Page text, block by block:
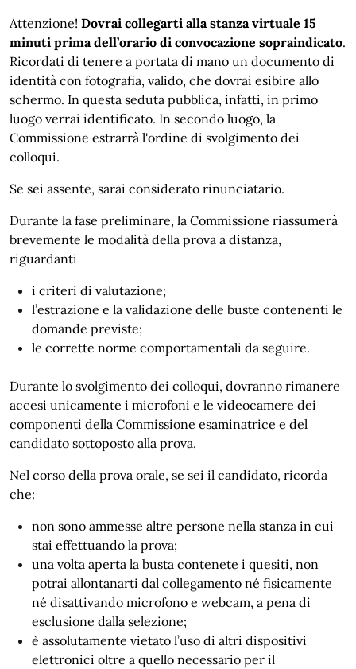
Attenzione! Dovrai collegarti alla stanza virtuale 15
minuti prima dell’orario di convocazione sopraindicato.
Ricordati di tenere a portata di mano un documento di
identità con fotografia, valido, che dovrai esibire allo
schermo. In questa seduta pubblica, infatti, in primo
luogo verrai identificato. In secondo luogo, la
Commissione estrarrà l'ordine di svolgimento dei
colloqui.
Se sei assente, sarai considerato rinunciatario.
Durante la fase preliminare, la Commissione riassumerà
brevemente le modalità della prova a distanza,
riguardanti
i criteri di valutazione;
l’estrazione e la validazione delle buste contenenti le
domande previste;
le corrette norme comportamentali da seguire.
Durante lo svolgimento dei colloqui, dovranno rimanere
accesi unicamente i microfoni e le videocamere dei
componenti della Commissione esaminatrice e del
candidato sottoposto alla prova.
Nel corso della prova orale, se sei il candidato, ricorda
che:
non sono ammesse altre persone nella stanza in cui
stai effettuando la prova;
una volta aperta la busta contenete i quesiti, non
potrai allontanarti dal collegamento né fisicamente
né disattivando microfono e webcam, a pena di
esclusione dalla selezione;
è assolutamente vietato l’uso di altri dispositivi
elettronici oltre a quello necessario per il